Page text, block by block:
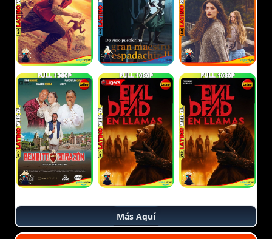
Más Aquí